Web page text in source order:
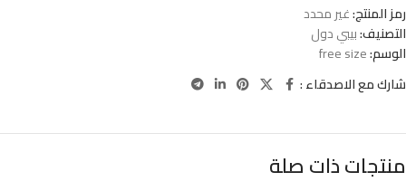
رمز المنتج:غير محدد
التصنيف:بيبي دول
الوسم:free size
شارك مع الاصدقاء :
منتجات ذات صلة